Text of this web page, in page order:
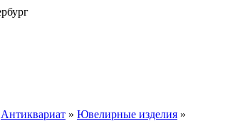
Антиквариат » Ювелирные изделия »